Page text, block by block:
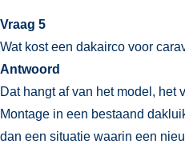
Vraag 5
Wat kost een dakairco voor
Antwoord
Dat hangt af van het model, het
Montage in een bestaand
dan een situatie waarin een